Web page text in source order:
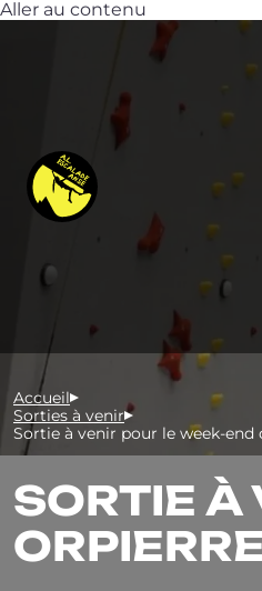
Aller au contenu
Accueil
Sorties à venir
Sortie à venir pour le week-end
SORTIE À